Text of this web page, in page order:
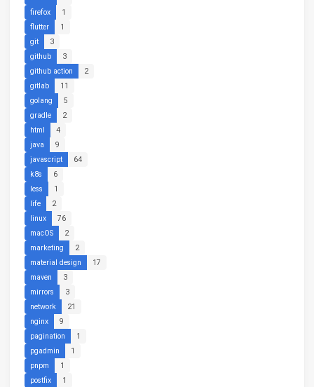
firefox
1
flutter
1
git
3
github
3
github action
2
gitlab
11
golang
5
gradle
2
html
4
java
9
javascript
64
k8s
6
less
1
life
2
linux
76
macOS
2
marketing
2
material design
17
maven
3
mirrors
3
network
21
nginx
9
pagination
1
pgadmin
1
pnpm
1
postfix
1